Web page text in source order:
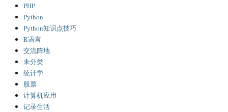
PHP
Python
Python知识点技巧
R语言
交流阵地
未分类
统计学
股票
计算机应用
记录生活